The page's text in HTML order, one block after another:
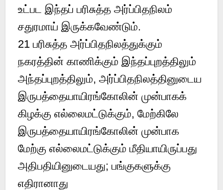
உட்பட இந்தப் பரிசுத்த அர்ப்பிதநிலம்
சதுரமாய் இருக்கவேண்டும்.
21 பரிசுத்த அர்ப்பிதநிலத்துக்கும்
நகரத்தின் காணிக்கும் இந்தப்புறத்திலும்
அந்தப்புறத்திலும், அர்ப்பிதநிலத்தினுடைய
இருபத்தையாயிரங்கோலின் முன்பாகக்
கிழக்கு எல்லைமட்டுக்கும், மேற்கிலே
இருபத்தையாயிரங்கோலின் முன்பாக
மேற்கு எல்லைமட்டுக்கும் மீதியாயிருப்பது
அதிபதியினுடையது; பங்குகளுக்கு
எதிரானாது